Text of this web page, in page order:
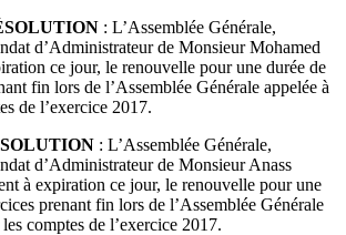
: L’Assemblée Générale,
d’Administrateur de Monsieur Mohamed
ce jour, le renouvelle pour une durée de
fin lors de l’Assemblée Générale appelée à
de l’exercice 2017.
: L’Assemblée Générale,
d’Administrateur de Monsieur Anass
à expiration ce jour, le renouvelle pour une
prenant fin lors de l’Assemblée Générale
comptes de l’exercice 2017.